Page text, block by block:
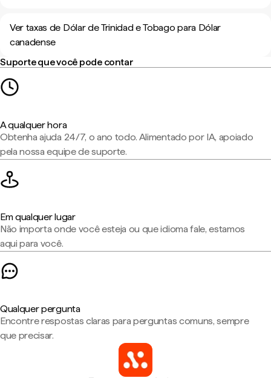
Ver taxas de Dólar de Trinidad e Tobago para Dólar
canadense
Suporte que você pode contar
A qualquer hora
Obtenha ajuda 24/7, o ano todo. Alimentado por IA, apoiado
pela nossa equipe de suporte.
Em qualquer lugar
Não importa onde você esteja ou que idioma fale, estamos
aqui para você.
Qualquer pergunta
Encontre respostas claras para perguntas comuns, sempre
que precisar.